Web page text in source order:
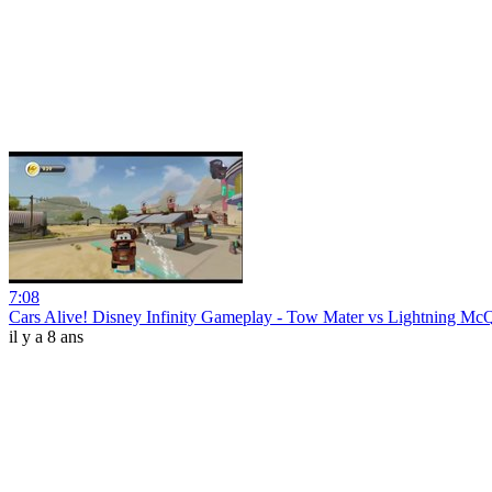
7:08
Cars Alive! Disney Infinity Gameplay - Tow Mater vs Lightning
il y a 8 ans